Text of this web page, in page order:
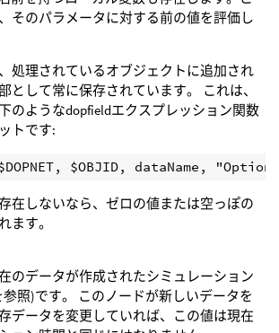
そのパラメータに対する前の値を評価し
処理されているオブジェクトに追加され
として常に保存されています。 これは、
のようなdopfieldエクスプレッション関数
トです:
在しないなら、ゼロの値または空っぽの
ます。
のデータが作成されたシミュレーション
参照)です。 このノードが新しいデータを
データを変更していれば、この値は現在